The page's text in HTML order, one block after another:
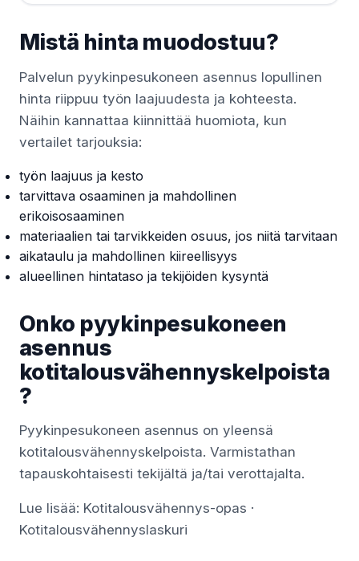
Mistä hinta muodostuu?
Palvelun pyykinpesukoneen asennus lopullinen
hinta riippuu työn laajuudesta ja kohteesta.
Näihin kannattaa kiinnittää huomiota, kun
vertailet tarjouksia:
työn laajuus ja kesto
tarvittava osaaminen ja mahdollinen
erikoisosaaminen
materiaalien tai tarvikkeiden osuus, jos niitä tarvitaan
aikataulu ja mahdollinen kiireellisyys
alueellinen hintataso ja tekijöiden kysyntä
Onko pyykinpesukoneen
asennus
kotitalousvähennyskelpoista
?
Pyykinpesukoneen asennus on yleensä
kotitalousvähennyskelpoista. Varmistathan
tapauskohtaisesti tekijältä ja/tai verottajalta.
Lue lisää: Kotitalousvähennys-opas ·
Kotitalousvähennyslaskuri